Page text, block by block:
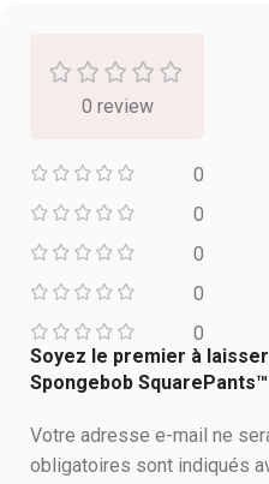
0 review
0
0
0
0
0
Soyez le premier à
Spongebob
Votre adresse e-mail ne
obligatoires sont indiqués